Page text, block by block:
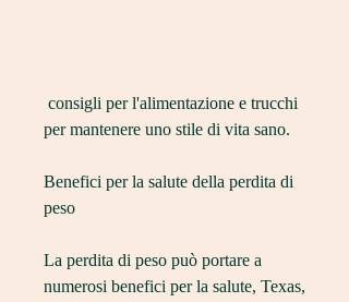
per mantenere uno stile di vita sano.
Benefici per la salute della perdita di
peso
La perdita di peso può portare a
numerosi benefici per la salute, Texas,